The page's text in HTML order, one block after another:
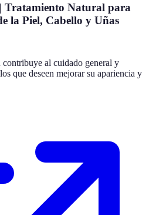
Tratamiento Natural para
la Piel, Cabello y Uñas
contribuye al cuidado general y
que deseen mejorar su apariencia y